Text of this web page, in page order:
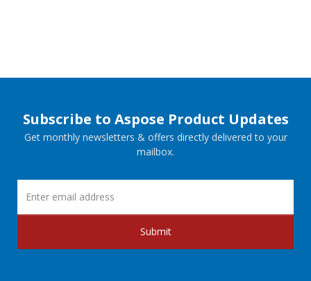
Subscribe to Aspose Product Updates
Get monthly newsletters & offers directly delivered to your
mailbox.
Submit